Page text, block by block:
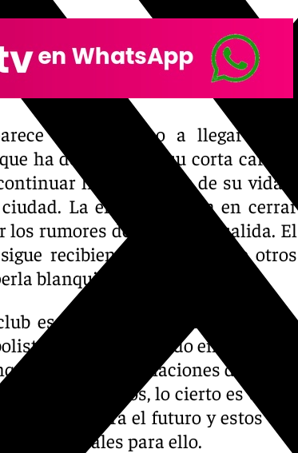
más cercano a llegar a un
ha desarrollado su corta carrera
ligado al club de su vida y
La entidad confía en cerrar
los rumores de su posible salida. El
recibiendo el interés de otros
blanquiazul.
es consciente de ello. En estos
se ha convertido en prioridad
son dos negociaciones distintas
ambos casos, lo cierto es que el
bases para el futuro y estos dos
para ello.